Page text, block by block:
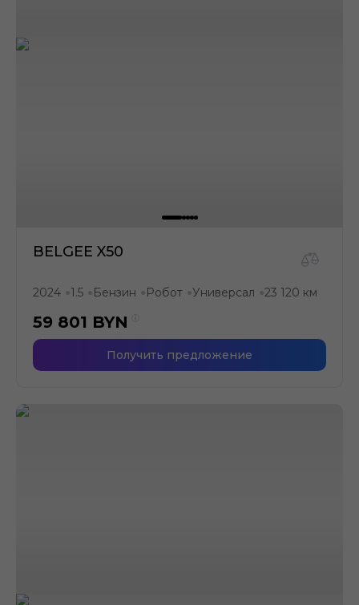
BELGEE X50
2024 ●1.5 ● Бензин ● Робот ●Универсал ●23 120 км
59 801 BYN
Получить предложение